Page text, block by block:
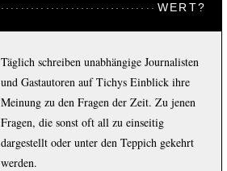
WERT?
Täglich schreiben unabhängige Journalisten
und Gastautoren auf Tichys Einblick ihre
Meinung zu den Fragen der Zeit. Zu jenen
Fragen, die sonst oft all zu einseitig
dargestellt oder unter den Teppich gekehrt
werden.